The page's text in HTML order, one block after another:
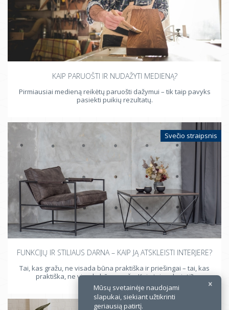
KAIP PARUOŠTI IR NUDAŽYTI MEDIENĄ?
Pirmiausiai medieną reikėtų paruošti dažymui – tik taip pavyks
pasiekti puikių rezultatų.
Svečio straipsnis
FUNKCIJŲ IR STILIAUS DARNA – KAIP JĄ ATSKLEISTI INTERJERE?
Tai, kas gražu, ne visada būna praktiška ir priešingai – tai, kas
praktiška, ne visada būna gražu. Kaip tai suderinti?
Mūsų svetainėje naudojami
slapukai, siekiant užtikrinti
geriausią patirtį.